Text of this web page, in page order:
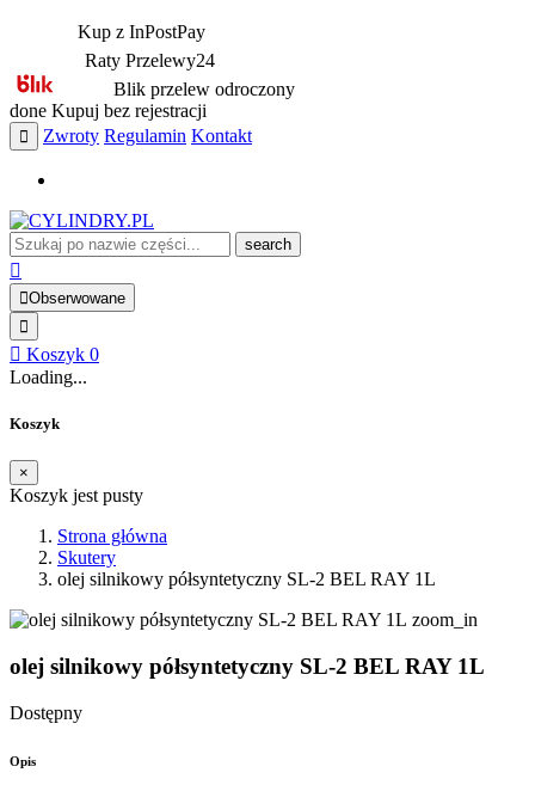
Kup z InPostPay
Raty Przelewy24
Blik przelew odroczony
done Kupuj bez rejestracji
Zwroty Regulamin Kontakt
search
Obserwowane
Koszyk 0
Loading...
Koszyk
×
Koszyk jest pusty
Strona główna
Skutery
olej silnikowy półsyntetyczny SL-2 BEL RAY 1L
zoom_in
olej silnikowy półsyntetyczny SL-2 BEL RAY 1L
Dostępny
Opis